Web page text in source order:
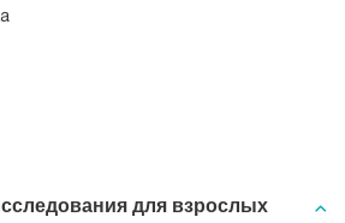
для взрослых